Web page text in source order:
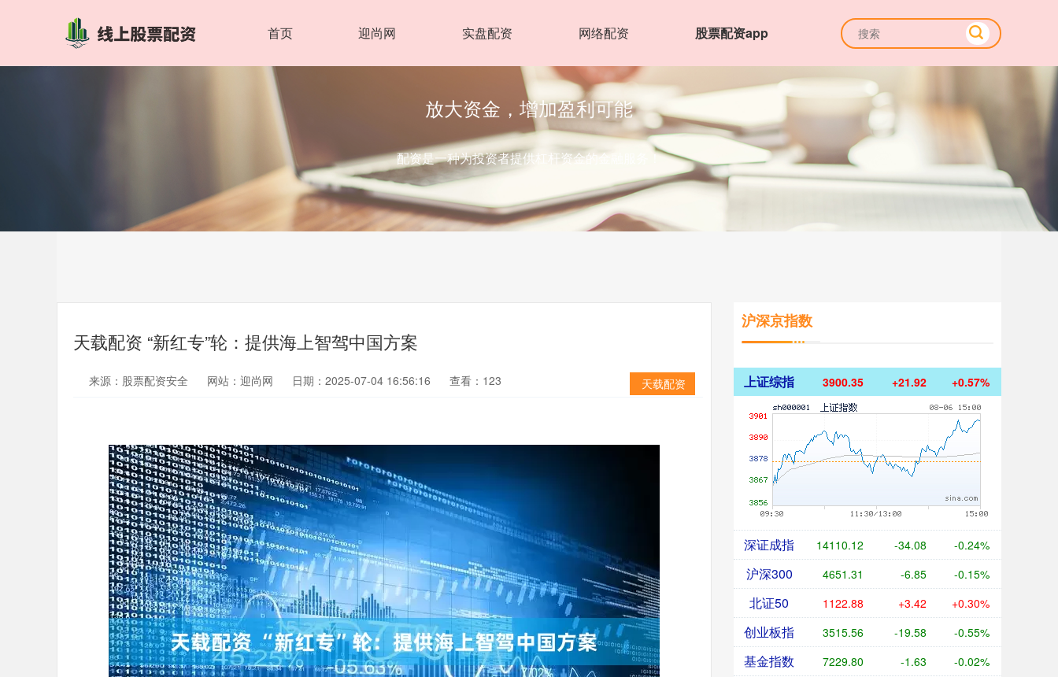
首页 迎尚网 实盘配资 网络配资 股票配资app
放大资金，增加盈利可能
配资是一种为投资者提供杠杆资金的金融服务！
天载配资 “新红专”轮：提供海上智驾中国方案
天载配资
来源：股票配资安全 网站：迎尚网 日期：2025-07-04 16:56:16 查看：123
沪深京指数
上证综指 3900.35 +21.92 +0.57%
深证成指 14110.12 -34.08 -0.24%
沪深300 4651.31 -6.85 -0.15%
北证50 1122.88 +3.42 +0.30%
创业板指 3515.56 -19.58 -0.55%
基金指数 7229.80 -1.63 -0.02%